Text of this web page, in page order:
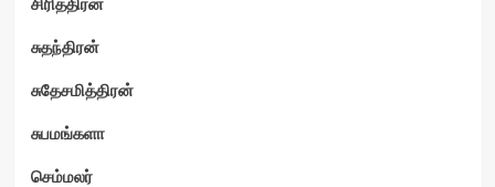
சுதந்திரன்
சுதேசமித்திரன்
சுபமங்களா
செம்மலர்